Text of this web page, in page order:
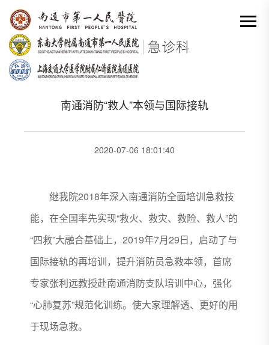
网站首页 - 科室动态详情
分类出来 
南通消防“救人”本领与国际接轨
2020-07-06 18:01:40
继我院2018年深入南通消防全面培训急救技
能，在全国率先实现“救火、救灾、救险、救人”的
“四救”大融合基础上，2019年7月29日，启动了与
国际接轨的再培训，提升消防员急救本领，首席
专家张利远教授赴南通消防支队培训中心，强化
“心肺复苏”规范化训练。使大家理解透、更好的用
于现场急救。